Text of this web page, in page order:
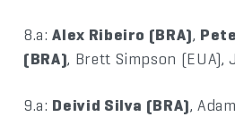
8.a:Alex Ribeiro (BRA),
(BRA), Brett Simpson (EUA),
9.a: Deivid Silva (BRA),